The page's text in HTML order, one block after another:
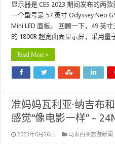
显示器是 CES 2023 期间发布的两
一个型号是 57 英寸 Odyssey Neo
Mini LED 面板。 回顾一下，49 英
的 1800R 超宽曲面显示屏，采用量
Read More »
准妈妈瓦利亚·纳吉布
感觉“像电影一样” –
2023年6月26日 马来西亚旅游新闻